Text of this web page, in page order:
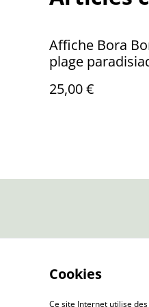
Affiche Bora
plage
25,00 €
Cookies
Ce site Internet utilise